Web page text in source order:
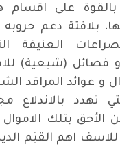
بالقوة على
بلافتة دعم
العنيفة
فصائل (شيعية)
و عوائد المراقد
تهدد بالاندلاع
من الأحق بتلك
اهم القيَم